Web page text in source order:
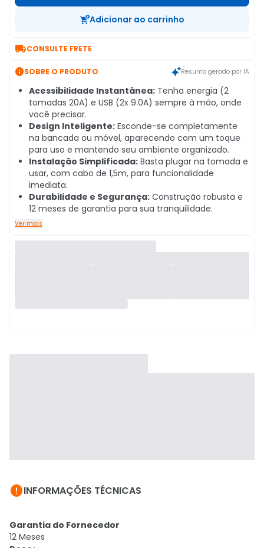
Adicionar ao carrinho
CONSULTE FRETE
SOBRE O PRODUTO Resumo gerado por IA
Acessibilidade Instantânea: Tenha energia (2
tomadas 20A) e USB (2x 9.0A) sempre à mão, onde
você precisar.
Design Inteligente: Esconde-se completamente
na bancada ou móvel, aparecendo com um toque
para uso e mantendo seu ambiente organizado.
Instalação Simplificada: Basta plugar na tomada e
usar, com cabo de 1,5m, para funcionalidade
imediata.
Durabilidade e Segurança: Construção robusta e
12 meses de garantia para sua tranquilidade.
Ver mais
INFORMAÇÕES TÉCNICAS
Garantia do Fornecedor
12 Meses